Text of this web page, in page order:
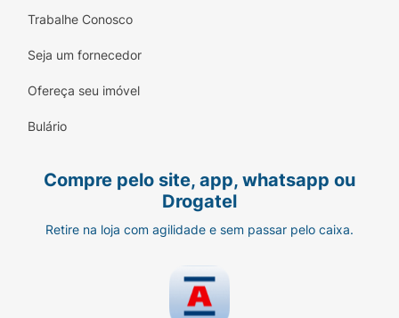
Trabalhe Conosco
Seja um fornecedor
Ofereça seu imóvel
Bulário
Compre pelo site, app, whatsapp ou
Drogatel
Retire na loja com agilidade e sem passar pelo caixa.